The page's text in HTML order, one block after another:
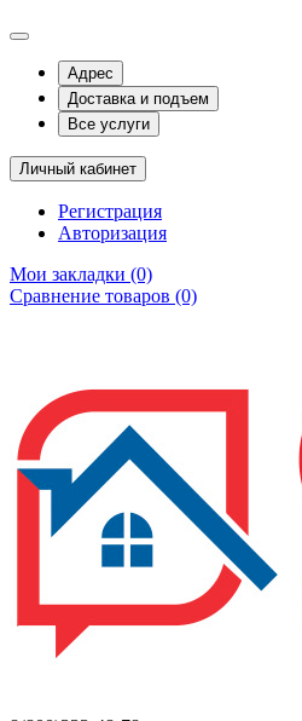
Адрес
Доставка и подъем
Все услуги
Личный кабинет
Регистрация
Авторизация
Мои закладки (0)
Сравнение товаров (0)